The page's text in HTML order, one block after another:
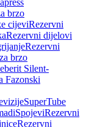
brzo
cijeviRezervni
Rezervni dijelovi
Rezervni
brzo
Silent-
Fazonski
SuperTube
SpojeviRezervni
Rezervni